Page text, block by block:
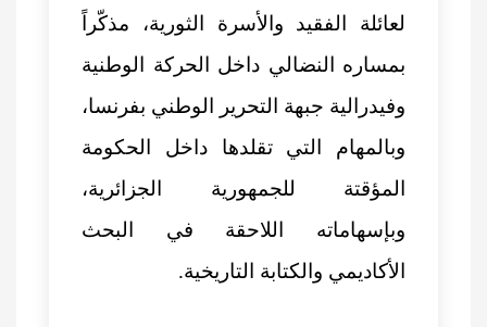
لعائلة الفقيد والأسرة الثورية، مذكّراً
بمساره النضالي داخل الحركة الوطنية
وفيدرالية جبهة التحرير الوطني بفرنسا،
وبالمهام التي تقلدها داخل الحكومة
المؤقتة للجمهورية الجزائرية،
وبإسهاماته اللاحقة في البحث
الأكاديمي والكتابة التاريخية.